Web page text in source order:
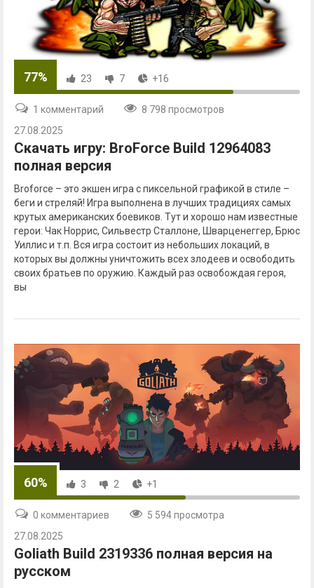
77% 23 7 +16
1 комментарий
8 798 просмотров
27.08.2025
Скачать игру: BroForce Build 12964083
полная версия
Broforce – это экшен игра с пиксельной графикой в стиле –
беги и стреляй! Игра выполнена в лучших традициях самых
крутых американских боевиков. Тут и хорошо нам известные
герои: Чак Норрис, Сильвестр Сталлоне, Шварценеггер, Брюс
Уиллис и т.п. Вся игра состоит из небольших локаций, в
которых вы должны уничтожить всех злодеев и освободить
своих братьев по оружию. Каждый раз освобождая героя,
вы
60% 3 2 +1
0 комментариев
5 594 просмотра
27.08.2025
Goliath Build 2319336 полная версия на
русском